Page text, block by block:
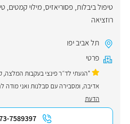
טיפול ביבלות, פסוריאזיס,מילוי קמטים,
רוזציאה
תל אביב יפו
פרטי
"הגעתי לד״ר פינצי בעקבות המלצה,
אדיבה, ומסבירה עם סבלנות ואני מודה
הדעת
7589397